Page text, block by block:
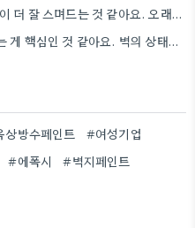
특히 겨울철 습도 때문에 틈새로 물이 더 잘 스며드는 것 같아요. 오래된 건물일수록 이런 부분에…
고압 세척 후 프라이머 2회 도포하는 게 핵심인 것 같아요. 벽의 상태에 따라 흡수율이 달라지니까,…
상방수페인트
#여성기업
#에폭시 #벽지페인트